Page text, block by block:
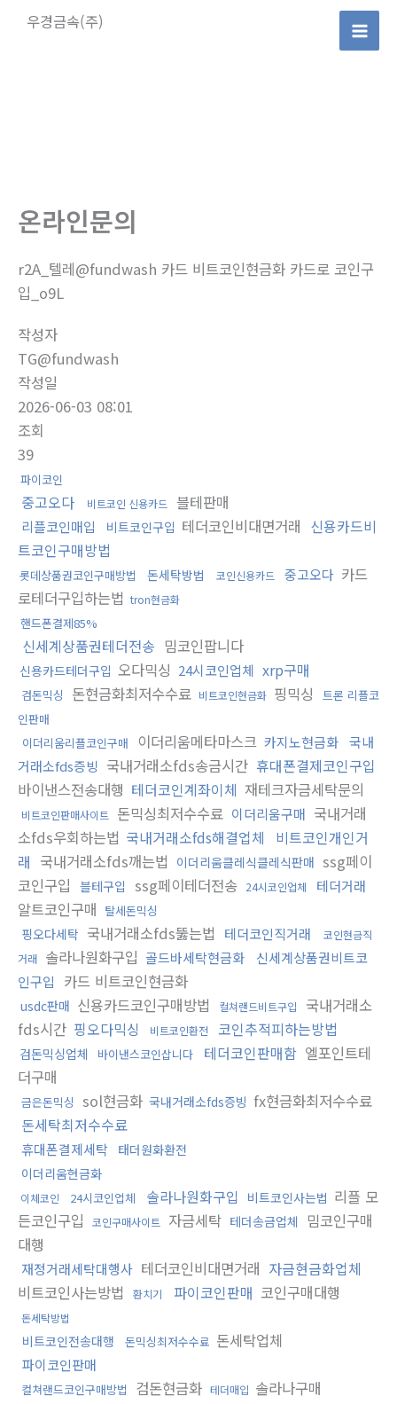
우경금속(주)
Main
온라인문의
r2A_텔레@fundwash 카드 비트코인현금화 카드로 코인구
입_o9L
작성자
TG@fundwash
작성일
2026-06-03 08:01
조회
39
파이코인
중고오다 비트코인 신용카드 블테판매
리플코인매입 비트코인구입 테더코인비대면거래 신용카드비
트코인구매방법
롯데상품권코인구매방법 돈세탁방법 코인신용카드 중고오다 카드
로테더구입하는법 tron현금화
핸드폰결제85%
신세계상품권테더전송 밈코인팝니다
신용카드테더구입 오다믹싱 24시코인업체 xrp구매
검돈믹싱 돈현금화최저수수료 비트코인현금화 핑믹싱
트론 리플코
인판매
이더리움리플코인구매
이더리움메타마스크 카지노현금화 국내
거래소fds증빙 국내거래소fds송금시간 휴대폰결제코인구입
바이낸스전송대행 테더코인계좌이체 재테크자금세탁문의
비트코인판매사이트 돈믹싱최저수수료 이더리움구매 국내거래
소fds우회하는법 국내거래소fds해결업체
비트코인개인거
래 국내거래소fds깨는법 이더리움클레식클레식판매 ssg페이
코인구입 블테구입 ssg페이테더전송 24시코인업체 테더거래
알트코인구매 탈세돈믹싱
핑오다세탁 국내거래소fds뚫는법 테더코인직거래
코인현금직
거래 솔라나원화구입 골드바세탁현금화
신세계상품권비트코
인구입
카드 비트코인현금화
usdc판매 신용카드코인구매방법 컬쳐랜드비트구입
국내거래소
fds시간 핑오다믹싱 비트코인환전 코인추적피하는방법
검돈믹싱업체 바이낸스코인삽니다 테더코인판매함 엘포인트테
더구매
금은돈믹싱 sol현금화 국내거래소fds증빙 fx현금화최저수수료
돈세탁최저수수료
휴대폰결제세탁 태더원화환전
이더리움현금화
이체코인 24시코인업체 솔라나원화구입 비트코인사는법 리플 모
든코인구입
코인구매사이트 자금세탁 테더송금업체
밈코인구매
대행
재정거래세탁대행사 테더코인비대면거래 자금현금화업체
비트코인사는방법
환치기 파이코인판매 코인구매대행
돈세탁방법
비트코인전송대행 돈믹싱최저수수료 돈세탁업체
파이코인판매
컬쳐랜드코인구매방법 검돈현금화 테더매입 솔라나구매